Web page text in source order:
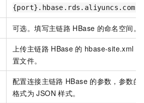
{port}.hbase.rds.aliyuncs.com
可选。填写主链路 HBase 的命名空间。
上传主链路 HBase 的 hbase-site.xml
置文件。
配置连接主链路 HBase 的参数，参数的
格式为 JSON 样式。